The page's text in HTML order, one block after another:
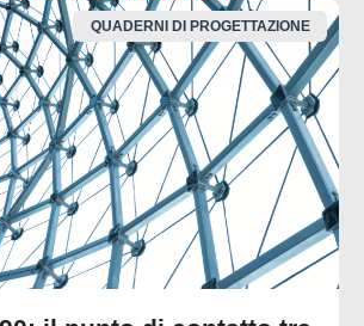
QUADERNI DI PROGETTAZIONE